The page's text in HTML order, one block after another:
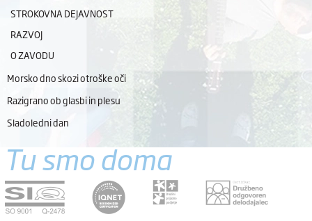
STROKOVNA DEJAVNOST
RAZVOJ
O ZAVODU
Morsko dno skozi otroške oči
Razigrano ob glasbi in plesu
Sladoledni dan
Tu smo doma